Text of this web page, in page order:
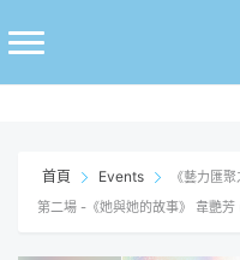
至
首頁 Events
《藝力匯
第二場 -《她與她的故事》 韋艷